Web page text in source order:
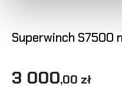
Superwinch S7500
3 000,00 zł